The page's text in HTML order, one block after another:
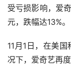
受亏损影响，爱
元，跌幅达13%。
11月1日，在美
况下，爱奇艺再度